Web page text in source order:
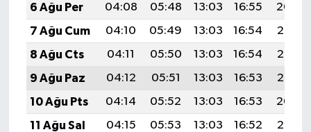
6 Ağu Per
04:08 05:48 13:03 16:55
20:09
7 Ağu Cum
04:10 05:49 13:03 16:54
20:08
8 Ağu Cts
04:11 05:50 13:03 16:54
20:07
9 Ağu Paz
04:12 05:51 13:03 16:53
20:05
10 Ağu Pts
04:14 05:52 13:03 16:53
20:04
11 Ağu Sal
04:15 05:53 13:03 16:52
20:03